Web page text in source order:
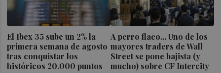
El Ibex 35 sube un 2% la
primera semana de agosto
tras conquistar los
históricos 20.000 puntos
A perro flaco... Uno de los
mayores traders de Wall
Street se pone bajista (y
mucho) sobre CF Intercity